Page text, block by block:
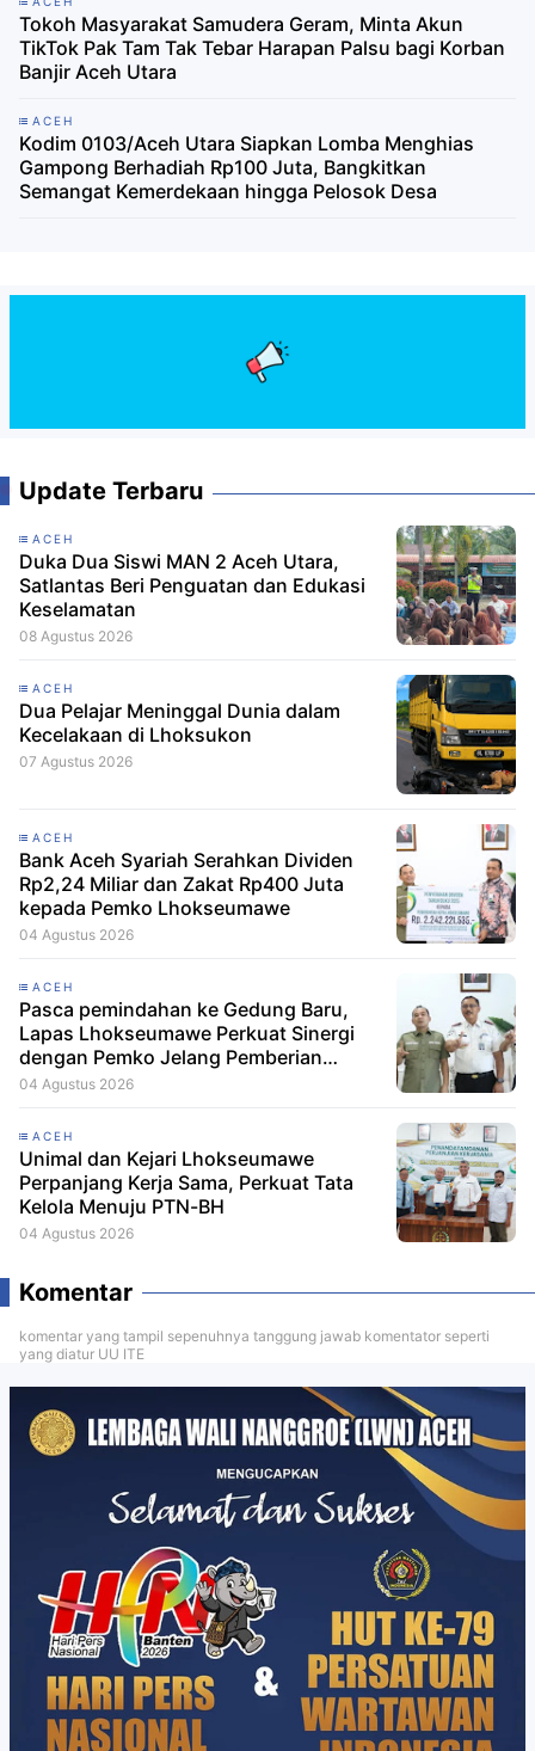
Tokoh Masyarakat Samudera Geram, Minta Akun
TikTok Pak Tam Tak Tebar Harapan Palsu bagi Korban
Banjir Aceh Utara
ACEH
Kodim 0103/Aceh Utara Siapkan Lomba Menghias
Gampong Berhadiah Rp100 Juta, Bangkitkan
Semangat Kemerdekaan hingga Pelosok Desa
Update Terbaru
ACEH
Duka Dua Siswi MAN 2 Aceh Utara,
Satlantas Beri Penguatan dan Edukasi
Keselamatan
08 Agustus 2026
ACEH
Dua Pelajar Meninggal Dunia dalam
Kecelakaan di Lhoksukon
07 Agustus 2026
ACEH
Bank Aceh Syariah Serahkan Dividen
Rp2,24 Miliar dan Zakat Rp400 Juta
kepada Pemko Lhokseumawe
04 Agustus 2026
ACEH
Pasca pemindahan ke Gedung Baru,
Lapas Lhokseumawe Perkuat Sinergi
dengan Pemko Jelang Pemberian
Remisi HUT RI
04 Agustus 2026
ACEH
Unimal dan Kejari Lhokseumawe
Perpanjang Kerja Sama, Perkuat Tata
Kelola Menuju PTN-BH
04 Agustus 2026
Komentar
komentar yang tampil sepenuhnya tanggung jawab komentator seperti
yang diatur UU ITE